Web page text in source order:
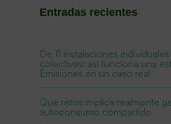
Entradas recientes
De 11 instalaciones
colectivas: así funciona una
Emisiones en un caso real
Qué retos implica realmente
autoconsumo compartido